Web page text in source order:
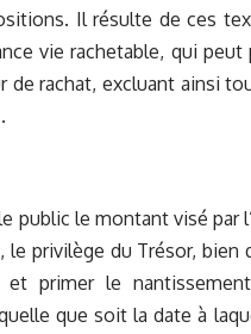
Il résulte de ces
vie rachetable, qui
de rachat, excluant ainsi
public le montant visé par
privilège du Trésor, bien
primer le
que soit la date à